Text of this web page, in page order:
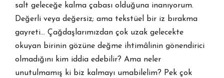
salt geleceğe kalma çabası olduğuna inanıyorum.
Değerli veya değersiz; ama tekstüel bir iz bırakma
gayreti… Çağdaşlarımızdan çok uzak gelecekte
okuyan birinin gözüne değme ihtimâlinin gönendirici
olmadığını kim iddia edebilir? Ama neler
unutulmamış ki biz kalmayı umabilelim? Pek çok